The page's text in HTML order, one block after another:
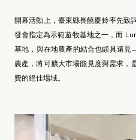
開幕活動上，臺東縣長饒慶鈴率先致
發會指定為示範遊牧基地之一，而
基地，與在地農產的結合也頗具遠
農產，將可擴大市場能見度與需求，
費的絕佳場域。